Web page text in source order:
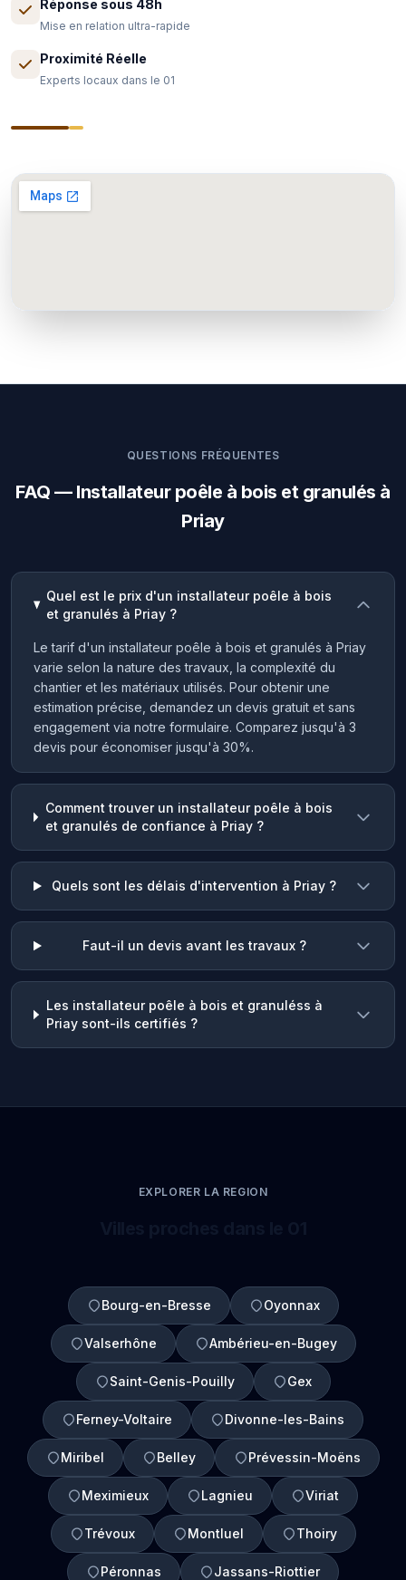
Réponse sous 48h
Mise en relation ultra-rapide
Proximité Réelle
Experts locaux dans le 01
QUESTIONS FRÉQUENTES
FAQ — Installateur poêle à bois et granulés à
Priay
Quel est le prix d'un installateur poêle à bois
et granulés à Priay ?
Le tarif d'un installateur poêle à bois et granulés à Priay
varie selon la nature des travaux, la complexité du
chantier et les matériaux utilisés. Pour obtenir une
estimation précise, demandez un devis gratuit et sans
engagement via notre formulaire. Comparez jusqu'à 3
devis pour économiser jusqu'à 30%.
Comment trouver un installateur poêle à bois
et granulés de confiance à Priay ?
Quels sont les délais d'intervention à Priay ?
Faut-il un devis avant les travaux ?
Les installateur poêle à bois et granuléss à
Priay sont-ils certifiés ?
EXPLORER LA REGION
Bourg-en-Bresse Oyonnax
Valserhône Ambérieu-en-Bugey
Saint-Genis-Pouilly Gex
Ferney-Voltaire Divonne-les-Bains
Miribel Belley Prévessin-Moëns
Meximieux Lagnieu Viriat
Trévoux Montluel Thoiry
Péronnas Jassans-Riottier